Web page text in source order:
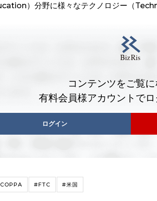
）分野に様々なテクノロジー（
コンテンツをご覧
有料会員様アカウントで
ログイン
#FTC #米国